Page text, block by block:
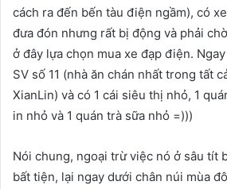
cách ra đến bến tàu điện ngầm), có
đưa đón nhưng rất bị động và phải
ở đây lựa chọn mua xe đạp điện.
SV số 11 (nhà ăn chán nhất trong tất
XianLin) và có 1 cái siêu thị nhỏ, 1
in nhỏ và 1 quán trà sữa nhỏ =)))
Nói chung, ngoại trừ việc nó ở sâu tít
bất tiện, lại ngay dưới chân núi mùa